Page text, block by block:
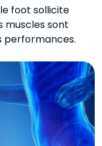
foot sollicite
muscles sont
performances.